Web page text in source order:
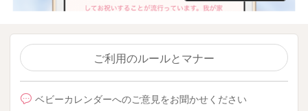
ご利用のルールとマナー
ベビーカレンダーへのご意見をお聞かせください